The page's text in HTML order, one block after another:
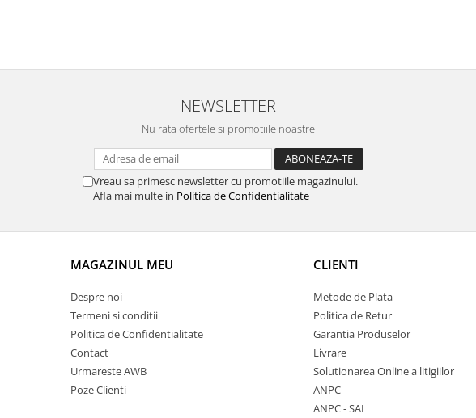
NEWSLETTER
Nu rata ofertele si promotiile noastre
Vreau sa primesc newsletter cu promotiile magazinului.
Afla mai multe in Politica de Confidentialitate
MAGAZINUL MEU
Despre noi
Termeni si conditii
Politica de Confidentialitate
Contact
Urmareste AWB
Poze Clienti
CLIENTI
Metode de Plata
Politica de Retur
Garantia Produselor
Livrare
Solutionarea Online a litigiilor
ANPC
ANPC - SAL